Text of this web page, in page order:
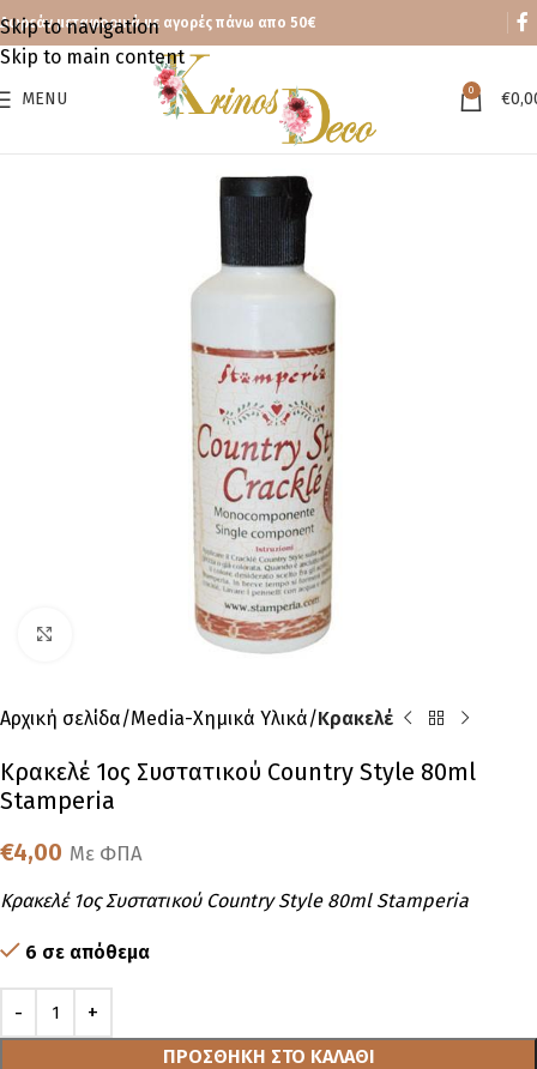
Skip to navigation
Skip to main content
Δωρεάν μεταφορικά με αγορές πάνω απο 50€
MENU 0 €
Click to enlarge
Αρχική σελίδα Media-Χημικά Υλικά Κρακελέ
Κρακελέ 1ος Συστατικού Country Style 80ml
Stamperia
€4,00 Με ΦΠΑ
Κρακελέ 1ος Συστατικού Country Style 80ml Stamperia
6 σε απόθεμα
ΠΡΟΣΘΉΚΗ ΣΤΟ ΚΑΛΆΘΙ